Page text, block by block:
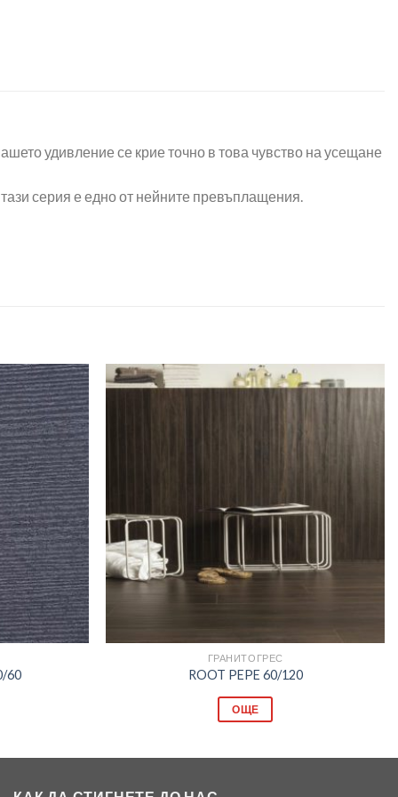
удивление се крие точно в това чувство на усещане
серия е едно от нейните превъплащения.
Добави
в
любими
60
ГРАНИТОГРЕС
ROOT PEPE 60/120
ОЩЕ